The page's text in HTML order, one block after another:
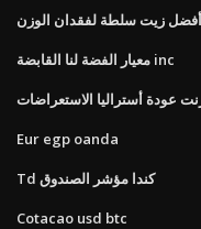
أفضل زيت سلطة لفقدان الوزن
معيار الفضة لنا القابضة inc
عودة أستراليا الاستعراضات
Eur egp oanda
Td كندا مؤشر الصندوق
Cotacao usd btc